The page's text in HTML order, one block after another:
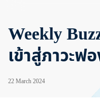
Weekly
เข้าสู่ภาวะฟ
22 March 2024